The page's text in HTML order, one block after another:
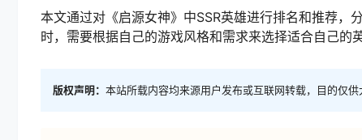
本文通过对《启源女神》中SSR英雄进行排名和推荐，
时，需要根据自己的游戏风格和需求来选择适合自己的
版权声明： 本站所载内容均来源用户发布或互联网转载，目的仅